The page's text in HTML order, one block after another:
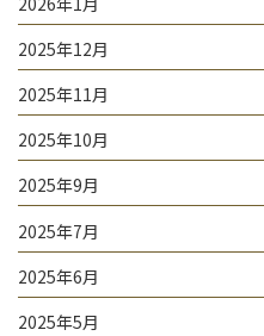
2025年12月
2025年11月
2025年10月
2025年9月
2025年7月
2025年6月
2025年5月